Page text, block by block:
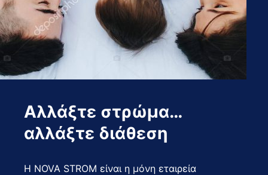
Αλλάξτε στρώμα…
αλλάξτε διάθεση
Η NOVA STROM είναι η μόνη εταιρεία